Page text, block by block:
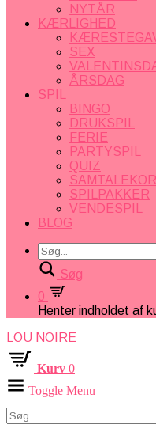
NYTÅR
KÆRLIGHED
SEX
ÅRSDAG
SPIL
BINGO
DRUKSPIL
FERIE
PARTYSPIL
QUIZ
SPILPAKKER
VENDESPIL
BLOG
Søg
0
Henter indholdet af
LOU NOIRE
Kurv 0
Toggle Menu